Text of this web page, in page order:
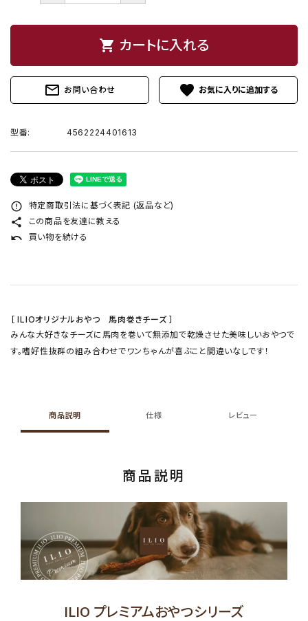
shopping_cart カートに入れる
mail_outline お問い合わせ favorite
型番: 4562224401613
error_outline 特定商取引法に基づく表記 (返品など)
share この商品を友達に教える
undo 買い物を続ける
［ ILIOオリジナルおやつ 馬肉巻きチーズ ］
みんな大好きなチーズに馬肉を巻いて無添加で乾燥させた美味しいおやつで
す。嗜好性抜群の組み合わせでワンちゃんが喜ぶこと間違いなしです！
商品説明 仕様 レビュー
商品説明
ILIO プレミアムおやつシリーズ